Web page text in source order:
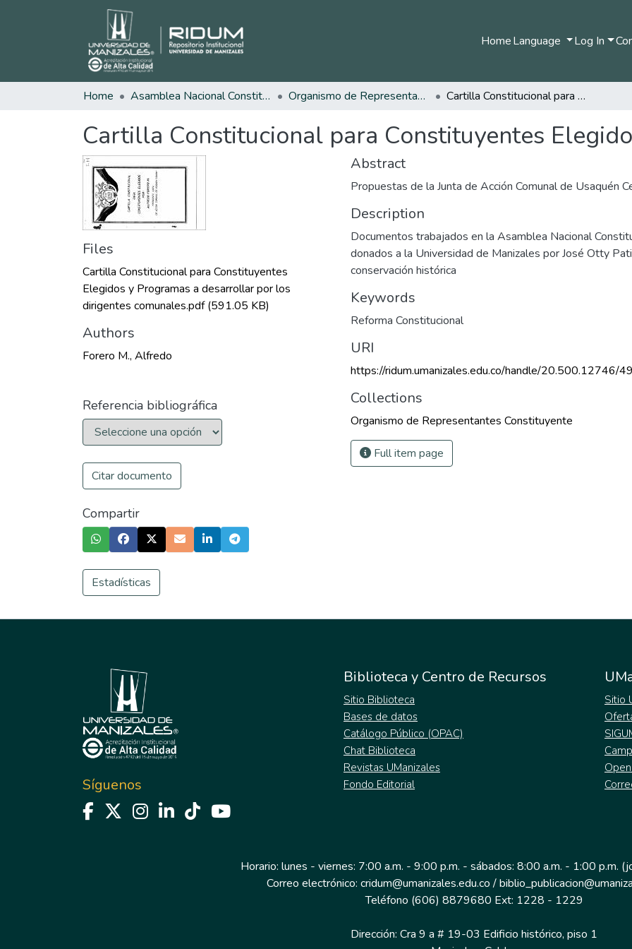
HomeLanguage Log In
Home Asamblea Nacional Constituyente Organismo de Representantes Constituyente Cartilla Constitucional para Constituyentes Elegidos
Cartilla Constitucional para Constituyentes
Files
Cartilla Constitucional para Constituyentes
Elegidos y Programas a desarrollar por los
dirigentes comunales.pdf(591.05 KB)
Authors
Forero M., Alfredo
Referencia bibliográfica
Citar documento
Compartir
Estadísticas
Abstract
Propuestas de la Junta de Acción Comunal de Usaquén
Description
Documentos trabajados en la Asamblea Nacional
donados a la Universidad de Manizales por José Otty
conservación histórica
Keywords
Reforma Constitucional
URI
https://ridum.umanizales.edu.co/handle/20.500.12746/
Collections
Organismo de Representantes Constituyente
Full item page
Síguenos
Biblioteca y Centro de Recursos
Sitio Biblioteca
Bases de datos
Catálogo Público (OPAC)
Chat Biblioteca
Revistas UManizales
Fondo Editorial
Sitio
Horario: lunes - viernes: 7:00 a.m. - 9:00 p.m. - sábados: 8:00 a.m. - 1:00 p.m.
Correo electrónico: cridum@umanizales.edu.co /
Teléfono (606) 8879680 Ext: 1228 - 1229
Dirección: Cra 9 a # 19-03 Edificio histórico, piso 1